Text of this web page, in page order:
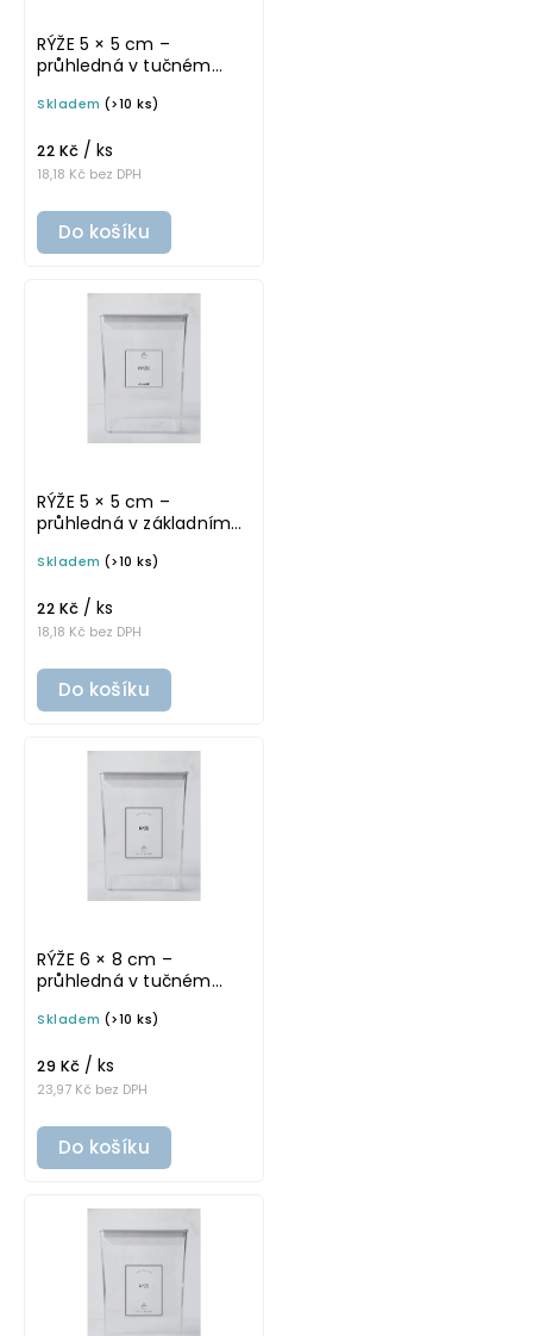
RÝŽE 5 × 5 cm –
průhledná v tučném
samolepka na
Skladem (>10 ks)
18,18 Kč bez DPH
22 Kč / ks
Do košíku
RÝŽE 5 × 5 cm –
průhledná v základním
samolepka na
Skladem (>10 ks)
18,18 Kč bez DPH
22 Kč / ks
Do košíku
RÝŽE 6 × 8 cm –
průhledná v tučném
samolepka na
Skladem (>10 ks)
23,97 Kč bez DPH
29 Kč / ks
Do košíku